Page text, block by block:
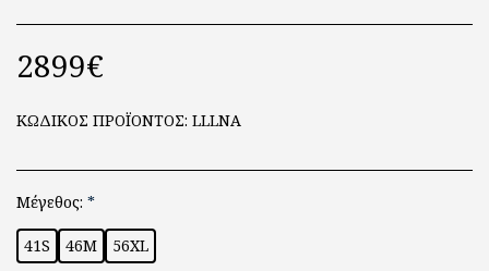
2899€
ΚΩΔΙΚΟΣ ΠΡΟΪΟΝΤΟΣ: LLLNA
Μέγεθος: *
41S 46M 56XL